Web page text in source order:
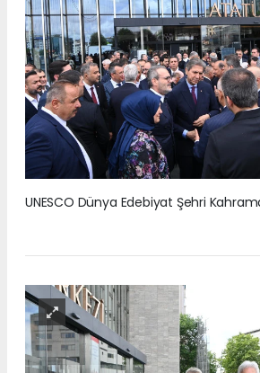
UNESCO Dünya Edebiyat Şehri